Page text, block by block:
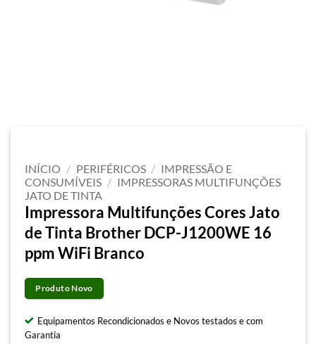
INÍCIO / PERIFÉRICOS / IMPRESSÃO E
CONSUMÍVEIS / IMPRESSORAS MULTIFUNÇÕES
JATO DE TINTA
Impressora Multifunções Cores Jato
de Tinta Brother DCP-J1200WE 16
ppm WiFi Branco
Produto Novo
Equipamentos Recondicionados e Novos testados e com
Garantia